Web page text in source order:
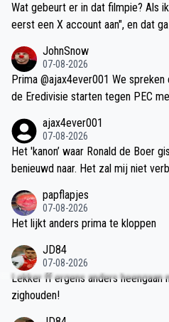
Wat gebeurt er in dat filmpie? Als
eerst een X account aan", en dat
JohnSnow
07-08-2026
Prima @ajax4ever001 We spreken elkaar zondag wel weer als we
de Eredivisie starten tegen PEC
ajax4ever001
07-08-2026
Het 'kanon’ waar Ronald de Boer
benieuwd naar. Het zal mij niet
t verwachten zoals laatst die
p vrijdagavond. 😅
papflapjes
07-08-2026
Het lijkt anders prima te kloppen
JD84
07-08-2026
Lekker ff ergens anders heengaan
zighouden!